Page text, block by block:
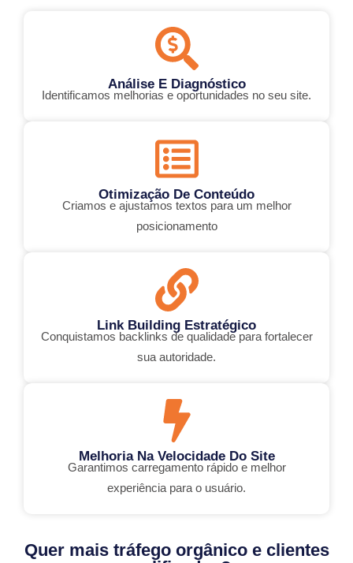
Análise E Diagnóstico
Identificamos melhorias e oportunidades no seu site.
Otimização De Conteúdo
Criamos e ajustamos textos para um melhor
posicionamento
Link Building Estratégico
Conquistamos backlinks de qualidade para fortalecer
sua autoridade.
Melhoria Na Velocidade Do Site
Garantimos carregamento rápido e melhor
experiência para o usuário.
Quer mais tráfego orgânico e clientes